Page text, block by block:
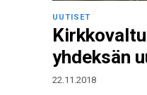
UUTISET
yhdeksän
22.11.2018